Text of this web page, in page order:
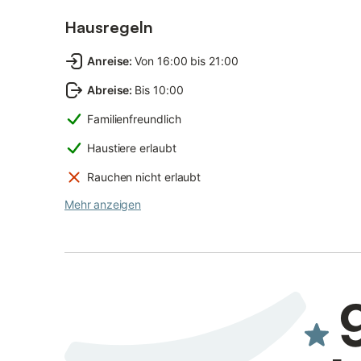
Hausregeln
Anreise: Von 16:00 bis 21:00
Abreise: Bis 10:00
Familienfreundlich
Haustiere erlaubt
Rauchen nicht erlaubt
Mehr anzeigen